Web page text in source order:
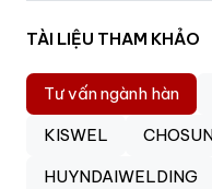
TÀI LIỆU THAM KHẢO
Tư vấn ngành hàn
KISWEL
HUYNDAIWELDING